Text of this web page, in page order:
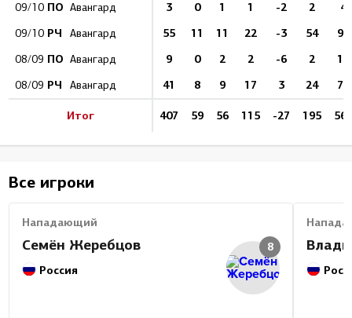
09/10 ПО Авангард 3 0 1 1 -2 2 4
09/10 РЧ Авангард 55 11 11 22 -3 54 99
08/09 ПО Авангард 9 0 2 2 -6 2 12
08/09 РЧ Авангард 41 8 9 17 3 24 77
Итог 407 59 56 115 -27 195 568
Все игроки
Нападающий
Семён Жеребцов
Россия
8